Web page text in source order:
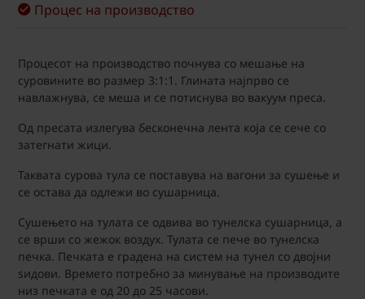
Процес на производство
Процесот на производство почнува со мешање на
суровините во размер 3:1:1. Глината најпрво се
навлажнува, се меша и се потиснува во вакуум преса.
Од пресата излегува бесконечна лента која се сече со
затегнати жици.
Таквата сурова тула се поставува на вагони за сушење и
се остава да одлежи во сушарница.
Сушењето на тулата се одвива во тунелска сушарница, а
се врши со жежок воздух. Тулата се пече во тунелска
печка. Печката е градена на систем на тунел со двојни
ѕидови. Времето потребно за минување на производите
низ печката е од 20 до 25 часови.